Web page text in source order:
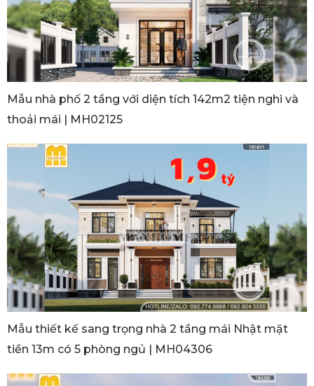
Mẫu nhà phố 2 tầng với diện tích 142m2 tiện nghi và
thoải mái | MH02125
Mẫu thiết kế sang trọng nhà 2 tầng mái Nhật mặt
tiền 13m có 5 phòng ngủ | MH04306